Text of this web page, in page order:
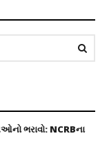
ભરાવો: NCRBના